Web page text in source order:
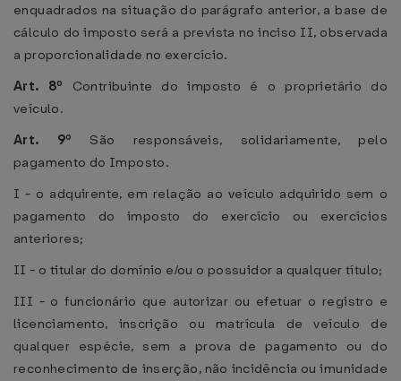
enquadrados na situação do parágrafo anterior, a base de
cálculo do imposto será a prevista no inciso II, observada
a proporcionalidade no exercício.
Art. 8º Contribuinte do imposto é o proprietário do
veículo.
Art. 9º São responsáveis, solidariamente, pelo
pagamento do Imposto.
I - o adquirente, em relação ao veículo adquirido sem o
pagamento do imposto do exercício ou exercícios
anteriores;
II - o titular do domínio e/ou o possuidor a qualquer título;
III - o funcionário que autorizar ou efetuar o registro e
licenciamento, inscrição ou matrícula de veículo de
qualquer espécie, sem a prova de pagamento ou do
reconhecimento de inserção, não incidência ou imunidade